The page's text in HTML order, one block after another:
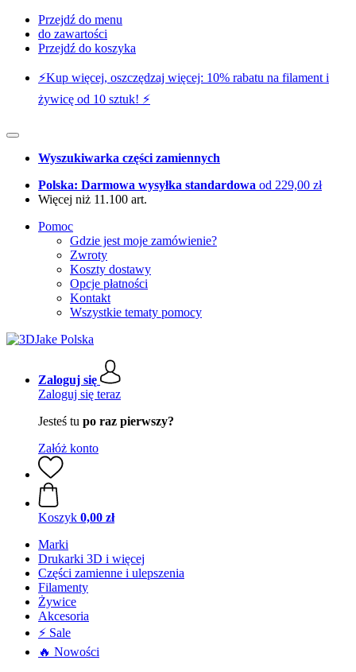
Przejdź do menu
do zawartości
Przejdź do koszyka
⚡️Kup więcej, oszczędzaj więcej: 10% rabatu na filament i
żywicę od 10 sztuk! ⚡️
Wyszukiwarka części zamiennych
Polska: Darmowa wysyłka standardowa od 229,00 zł
Więcej niż 11.100 art.
Pomoc
Gdzie jest moje zamówienie?
Zwroty
Koszty dostawy
Opcje płatności
Kontakt
Wszystkie tematy pomocy
Zaloguj się
Zaloguj się teraz
Jesteś tu po raz pierwszy?
Załóż konto
Koszyk 0,00 zł
Marki
Drukarki 3D i więcej
Części zamienne i ulepszenia
Filamenty
Żywice
Akcesoria
⚡ Sale
🔥 Nowości